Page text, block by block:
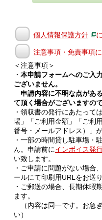
個人情報保護方針
注意事項・免責事項
＜注意事項＞
・ 本申請フォームへのご入
ございません。
申請内容に不明な点があ
て頂く場合がございますの
・領収書の発行にあたって
場」「ご利用金額」「ご利
番号・メールアドレス）」
・一部の時間貸し駐車場・
ん。申請前にインボイス発
い致します。
・ご申請に問題がない場合
ールにて印刷用URLをお送
・ご郵送の場合、長期休暇
ます。
（内容は同一です。お急
い）